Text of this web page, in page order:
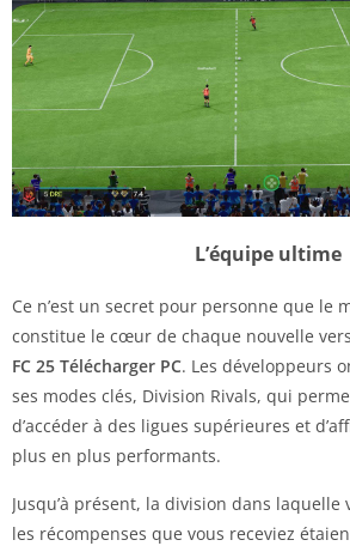
L’équipe ultime
Ce n’est un secret pour personne que le
constitue le cœur de chaque nouvelle
FC 25 Télécharger PC. Les développeurs
ses modes clés, Division Rivals, qui
d’accéder à des ligues supérieures et
plus en plus performants.
Jusqu’à présent, la division dans laquelle
les récompenses que vous receviez